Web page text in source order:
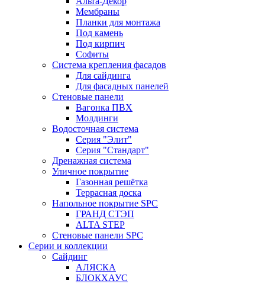
Мембраны
Планки для монтажа
Под камень
Под кирпич
Софиты
Система крепления фасадов
Для сайдинга
Для фасадных панелей
Стеновые панели
Вагонка ПВХ
Молдинги
Водосточная система
Серия "Элит"
Серия "Стандарт"
Дренажная система
Уличное покрытие
Газонная решётка
Террасная доска
Напольное покрытие SPC
ГРАНД СТЭП
ALTA STEP
Стеновые панели SPC
Серии и коллекции
Сайдинг
АЛЯСКА
БЛОКХАУС